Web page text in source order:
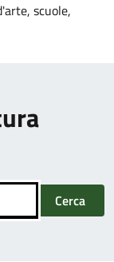
scuole,
Cerca